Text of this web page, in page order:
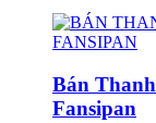
Bán
Fansipan